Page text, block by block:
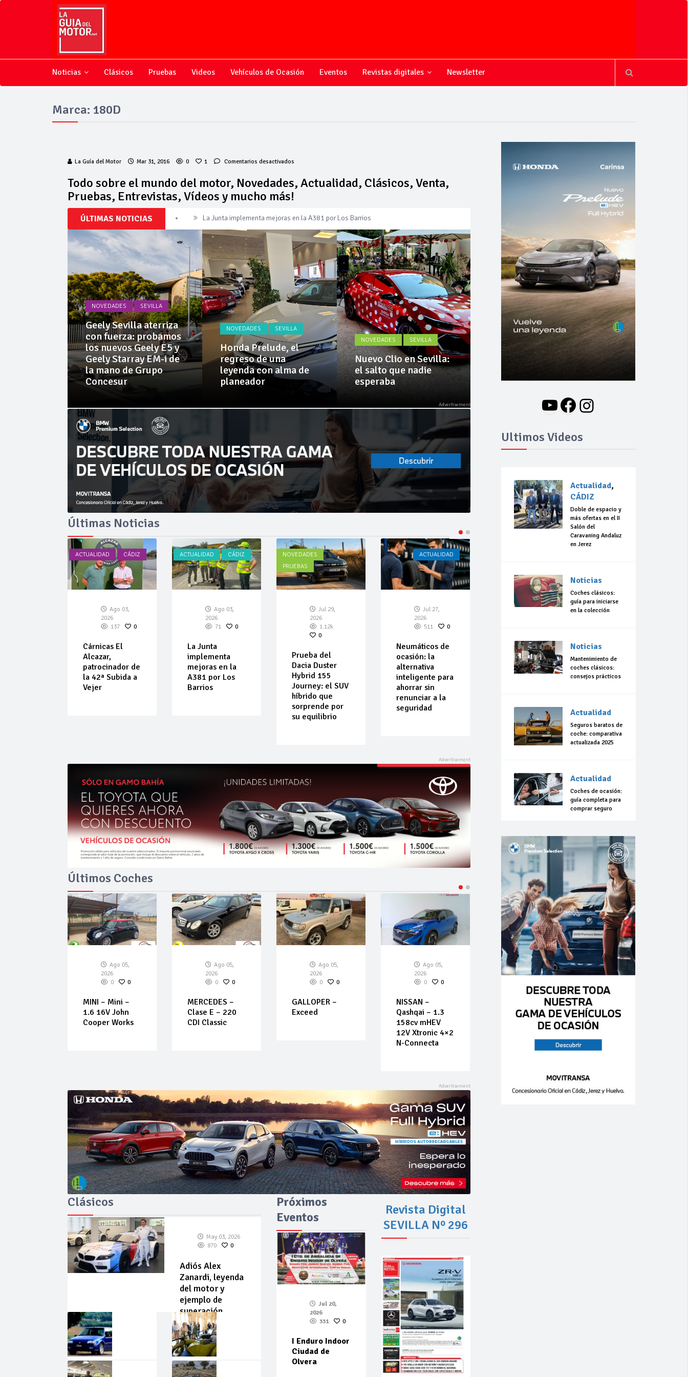
Noticias Clásicos Pruebas Videos Vehículos de Ocasión Eventos Revistas digitales Newsletter
Marca: 180D
La Guía del Motor Mar 31, 2016 0 1 Comentarios desactivadosen
sobre
el
motor,
Novedades,
Actualidad,
Clásicos,
Venta,
Pruebas,
Entrevistas,
Vídeos
y
mucho
más!
Todo sobre el mundo del motor, Novedades, Actualidad, Clásicos, Venta,
Pruebas, Entrevistas, Vídeos y mucho más!
ÚLTIMAS NOTICIAS
Invercar amplía su flota de vehículos de manos de Cadimar
Cárnicas El Alcazar, patrocinador de la 42ª Subida a Vejer
NOVEDADES SEVILLA
Geely Sevilla aterriza
con fuerza: probamos
los nuevos Geely E5 y
Geely Starray EM-i de
la mano de Grupo
Concesur
NOVEDADES SEVILLA
Honda Prelude, el
regreso de una
leyenda con alma de
planeador
NOVEDADES SEVILLA
Nuevo Clio en Sevilla:
el salto que nadie
esperaba
NOVEDADES
Nuevo BMW i3: Y
finalmente el Serie 3
se hizo eléctrico
Últimas Noticias
ACTUALIDAD CÁDIZ
Ago 03,
2026
137
0
Cárnicas El
Alcazar,
patrocinador de
la 42ª Subida a
Vejer
ACTUALIDAD CÁDIZ
Ago 03,
2026
71
0
La Junta
implementa
mejoras en la
A381 por Los
Barrios
NOVEDADES
PRUEBAS
Jul 29,
2026
1.12k
0
Prueba del
Dacia Duster
Hybrid 155
Journey: el SUV
híbrido que
sorprende por
su equilibrio
ACTUALIDAD
Jul 27,
2026
511
0
Neumáticos de
ocasión: la
alternativa
inteligente para
ahorrar sin
renunciar a la
seguridad
Jul 23,
La 42ª Subida a
Vejer comienza
a perfilarse
con el sueño de
organizar una
carrera en
Últimos Coches
Ago 05,
2026
0
0
MINI – Mini –
1.6 16V John
Cooper Works
Ago 05,
2026
0
0
MERCEDES –
Clase E – 220
CDI Classic
Ago 05,
2026
0
0
GALLOPER –
Exceed
Ago 05,
2026
0
0
NISSAN –
Qashqai – 1.3
158cv mHEV
12V Xtronic 4×2
N-Connecta
Ago 05,
2026
VOLKSWAGEN –
T-Roc – 1.5 TSI
150CV LIFE
2026
1.0 MPI 63cv
Clásicos
May 03, 2026
870
0
Adiós Alex
Zanardi, leyenda
del motor y
ejemplo de
superación
Próximos
Eventos
Jul 20,
2026
331
0
I Enduro Indoor
Ciudad de
Olvera
Revista Digital
SEVILLA Nº 296
YouTube
Facebook
Instagram
Ultimos Videos
Actualidad,
CÁDIZ
Doble de espacio y
más ofertas en el II
Salón del
Caravaning Andaluz
en Jerez
Noticias
Coches clásicos:
guía para iniciarse
en la colección
Noticias
Mantenimiento de
coches clásicos:
consejos prácticos
Actualidad
Seguros baratos de
coche: comparativa
actualizada 2025
Actualidad
Coches de ocasión:
guía completa para
comprar seguro